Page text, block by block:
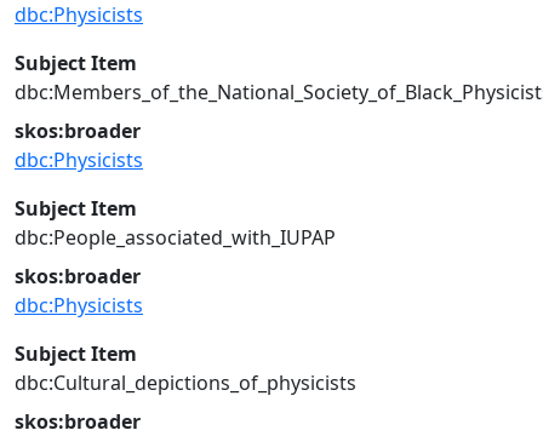
dbc:Physicists
Subject Item
skos:broader
dbc:Physicists
Subject Item
dbc:People_associated_with_IUPAP
skos:broader
dbc:Physicists
Subject Item
dbc:Cultural_depictions_of_physicists
skos:broader